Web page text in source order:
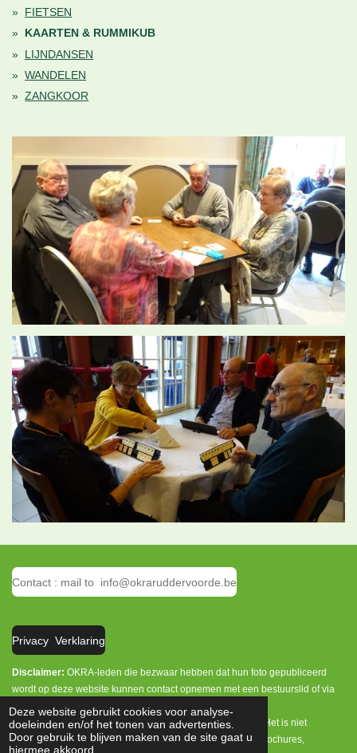
Deze website gebruikt cookies voor analyse-
doeleinden en/of het tonen van advertenties.
Door gebruik te blijven maken van de site gaat u
hiermee akkoord.
FIETSEN
KAARTEN & RUMMIKUB
LIJNDANSEN
WANDELEN
ZANGKOOR
Contact : mail to info@okraruddervoorde.be
Privacy Verklaring
Disclaimer: OKRA-leden die bezwaar hebben dat hun foto gepubliceerd
wordt op deze website kunnen contact opnemen met een bestuurslid of via
info@okraruddervoorde.be.
Het is enkel toegelaten persoonlijke foto's te downloaden. Het is niet
toegelaten deze foto's te publiceren op andere websites, brochures,